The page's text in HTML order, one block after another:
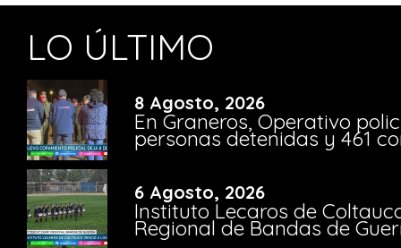
LO ÚLTIMO
8 Agosto, 2026
En Graneros, Operativo
personas detenidas y 461
6 Agosto, 2026
Instituto Lecaros de
Regional de Bandas de